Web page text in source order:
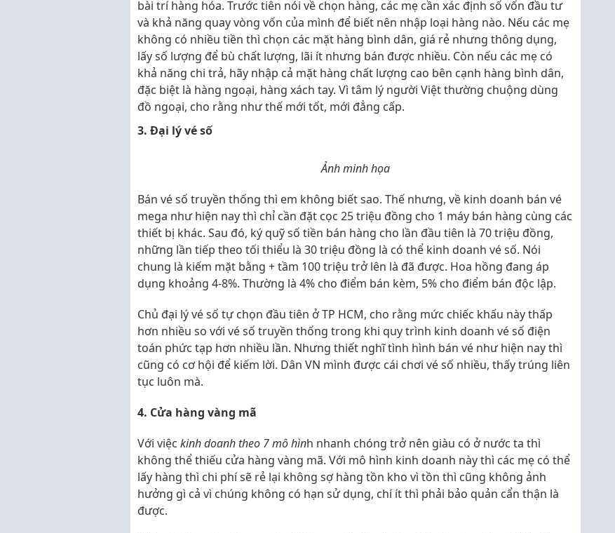
bài trí hàng hóa. Trước tiên nói về chọn hàng, các mẹ cần xác định số vốn đầu tư
và khả năng quay vòng vốn của mình để biết nên nhập loại hàng nào. Nếu các mẹ
không có nhiều tiền thì chọn các mặt hàng bình dân, giá rẻ nhưng thông dụng,
lấy số lượng để bù chất lượng, lãi ít nhưng bán được nhiều. Còn nếu các mẹ có
khả năng chi trả, hãy nhập cả mặt hàng chất lượng cao bên cạnh hàng bình dân,
đặc biệt là hàng ngoại, hàng xách tay. Vì tâm lý người Việt thường chuộng dùng
đồ ngoại, cho rằng như thế mới tốt, mới đẳng cấp.
3. Đại lý vé số
Ảnh minh họa
Bán vé số truyền thống thì em không biết sao. Thế nhưng, về kinh doanh bán vé
mega như hiện nay thì chỉ cần đặt cọc 25 triệu đồng cho 1 máy bán hàng cùng các
thiết bị khác. Sau đó, ký quỹ số tiền bán hàng cho lần đầu tiên là 70 triệu đồng,
những lần tiếp theo tối thiểu là 30 triệu đồng là có thể kinh doanh vé số. Nói
chung là kiếm mặt bằng + tầm 100 triệu trở lên là đã được. Hoa hồng đang áp
dụng khoảng 4-8%. Thường là 4% cho điểm bán kèm, 5% cho điểm bán độc lập.
Chủ đại lý vé số tự chọn đầu tiên ở TP HCM, cho rằng mức chiếc khấu này thấp
hơn nhiều so với vé số truyền thống trong khi quy trình kinh doanh vé số điện
toán phức tạp hơn nhiều lần. Nhưng thiết nghĩ tình hình bán vé như hiện nay thì
cũng có cơ hội để kiếm lời. Dân VN mình được cái chơi vé số nhiều, thấy trúng liên
tục luôn mà.
4. Cửa hàng vàng mã
Với việc kinh doanh theo 7 mô hình nhanh chóng trở nên giàu có ở nước ta thì
không thể thiếu cửa hàng vàng mã. Với mô hình kinh doanh này thì các mẹ có thể
lấy hàng thì chi phí sẽ rẻ lại không sợ hàng tồn kho vì tồn thì cũng không ảnh
hưởng gì cả vì chúng không có hạn sử dụng, chí ít thì phải bảo quản cẩn thận là
được.